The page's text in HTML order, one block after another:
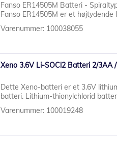
Fanso ER14505M Batteri -
Fanso ER14505M er et højtydende
Varenummer: 100038055
Xeno 3.6V Li-SOCl2 Batteri 2/3AA
Dette Xeno-batteri er et 3.6V
batteri. Lithium-thionylchlorid
Varenummer: 100019248